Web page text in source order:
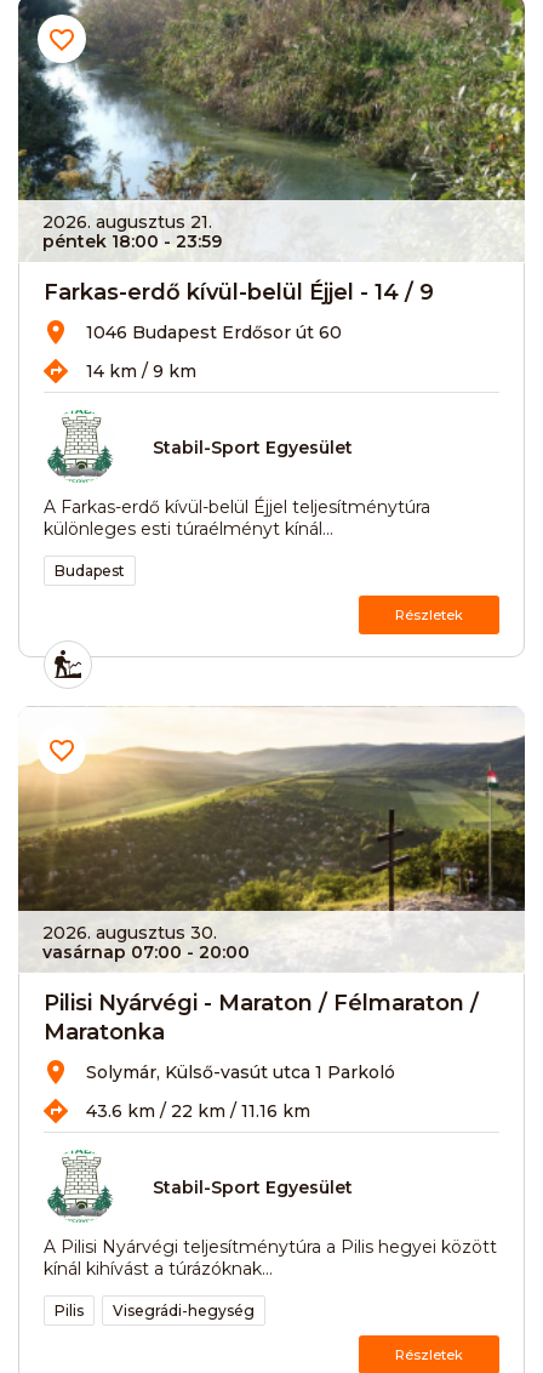
2026. augusztus 21.
péntek 18:00 - 23:59
Farkas-erdő kívül-belül Éjjel - 14 / 9
1046 Budapest Erdősor út 60
14 km / 9 km
Stabil-Sport Egyesület
A Farkas-erdő kívül-belül Éjjel teljesítménytúra
különleges esti túraélményt kínál...
Budapest
Részletek
2026. augusztus 30.
vasárnap 07:00 - 20:00
Pilisi Nyárvégi - Maraton / Félmaraton /
Maratonka
Solymár, Külső-vasút utca 1 Parkoló
43.6 km / 22 km / 11.16 km
Stabil-Sport Egyesület
A Pilisi Nyárvégi teljesítménytúra a Pilis hegyei között
kínál kihívást a túrázóknak...
Pilis Visegrádi-hegység
Részletek